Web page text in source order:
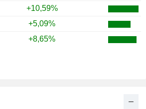
+10,59%
+5,09%
+8,65%